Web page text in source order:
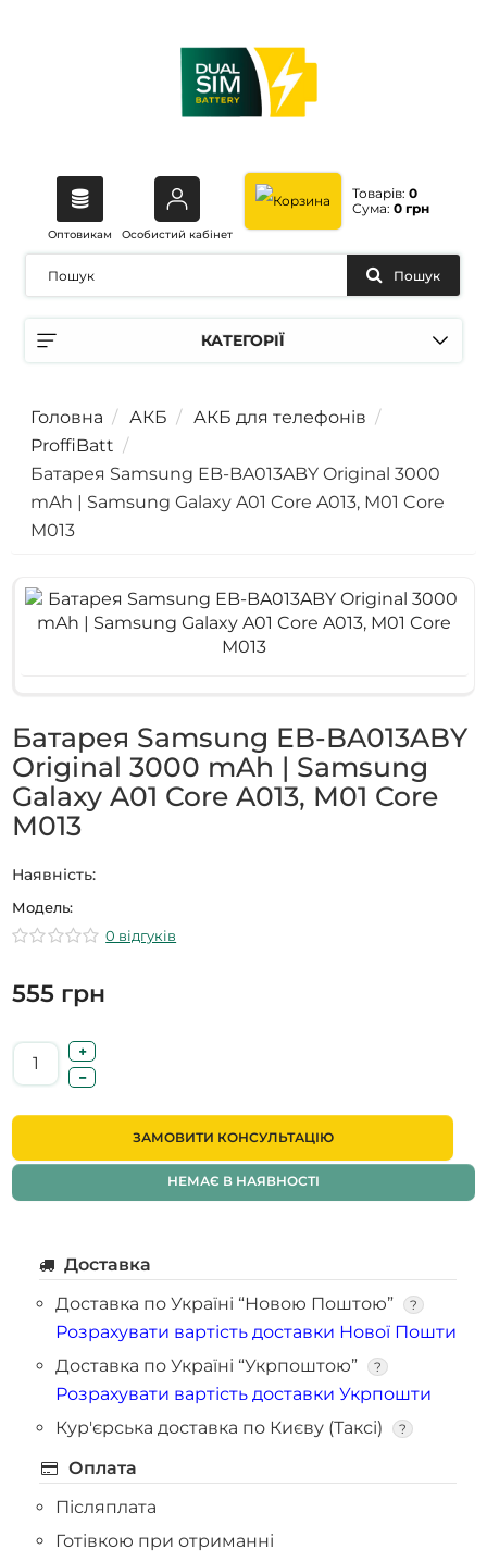
Оптовикам Особистий кабінет
Товарів: 0
Сума: 0 грн
КАТЕГОРІЇ
Пошук
Головна АКБ
АКБ для телефонів
ProffiBatt
Батарея Samsung EB-BA013ABY Original 3000
mAh | Samsung Galaxy A01 Core A013, M01 Core
M013
Батарея Samsung EB-BA013ABY
Original 3000 mAh | Samsung
Galaxy A01 Core A013, M01 Core
M013
Наявність:
Модель:
0 відгуків
555 грн
ЗАМОВИТИ КОНСУЛЬТАЦІЮ
НЕМАЄ В НАЯВНОСТІ
Доставка
Доставка по Україні “Новою Поштою”
?
Розрахувати вартість доставки Нової Пошти
Доставка по Україні “Укрпоштою”
?
Розрахувати вартість доставки Укрпошти
Кур'єрська доставка по Києву (Таксі)
?
Оплата
Післяплата
Готівкою при отриманні